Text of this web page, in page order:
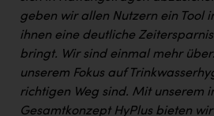
geben wir allen Nutzern ein Tool
ihnen eine deutliche
bringt. Wir sind einmal mehr
unserem Fokus auf
richtigen Weg sind. Mit unserem
Gesamtkonzept HyPlus bieten